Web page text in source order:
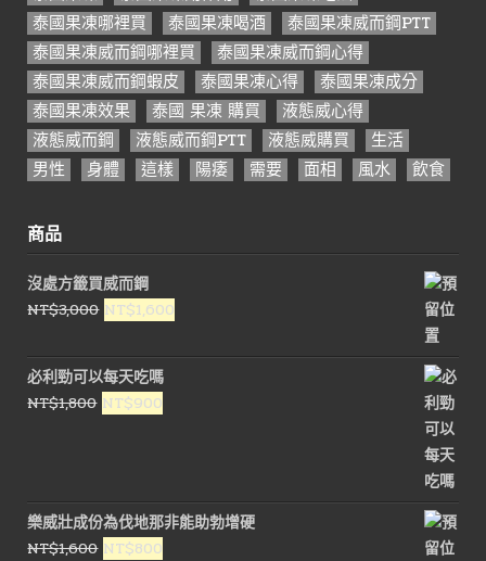
泰國果凍哪裡買
泰國果凍喝酒
泰國果凍威而鋼PTT
泰國果凍威而鋼哪裡買
泰國果凍威而鋼心得
泰國果凍威而鋼蝦皮
泰國果凍心得
泰國果凍成分
泰國果凍效果
泰國 果凍 購買
液態威心得
液態威而鋼
液態威而鋼PTT 液態威購買
生活
男性
身體 這樣 陽痿 需要 面相 風水 飲食
商品
沒處方籤買威而鋼
NT$3,000 原
價
格：
NT$3,000。
NT$1,600
價
必利勁可以每天吃嗎
NT$1,800 原
NT$1,800。
NT$900
NT$900。
樂威壯成份為伐地那非能助勃增硬
NT$1,600 原
NT$800